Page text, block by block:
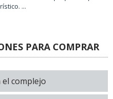
...
PARA COMPRAR
el complejo